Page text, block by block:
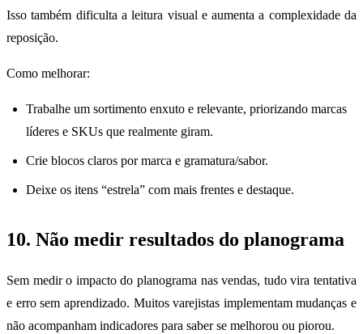
Isso também dificulta a leitura visual e aumenta a complexidade da
reposição.
Como melhorar:
Trabalhe um sortimento enxuto e relevante, priorizando marcas
líderes e SKUs que realmente giram.
Crie blocos claros por marca e gramatura/sabor.
Deixe os itens “estrela” com mais frentes e destaque.
10. Não medir resultados do planograma
Sem medir o impacto do planograma nas vendas, tudo vira tentativa
e erro sem aprendizado. Muitos varejistas implementam mudanças e
não acompanham indicadores para saber se melhorou ou piorou.